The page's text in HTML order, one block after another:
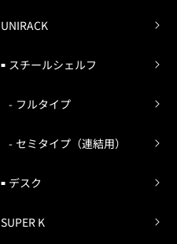
UNIRACK
スチールシェルフ
フルタイプ
セミタイプ（連結用）
デスク
SUPER K